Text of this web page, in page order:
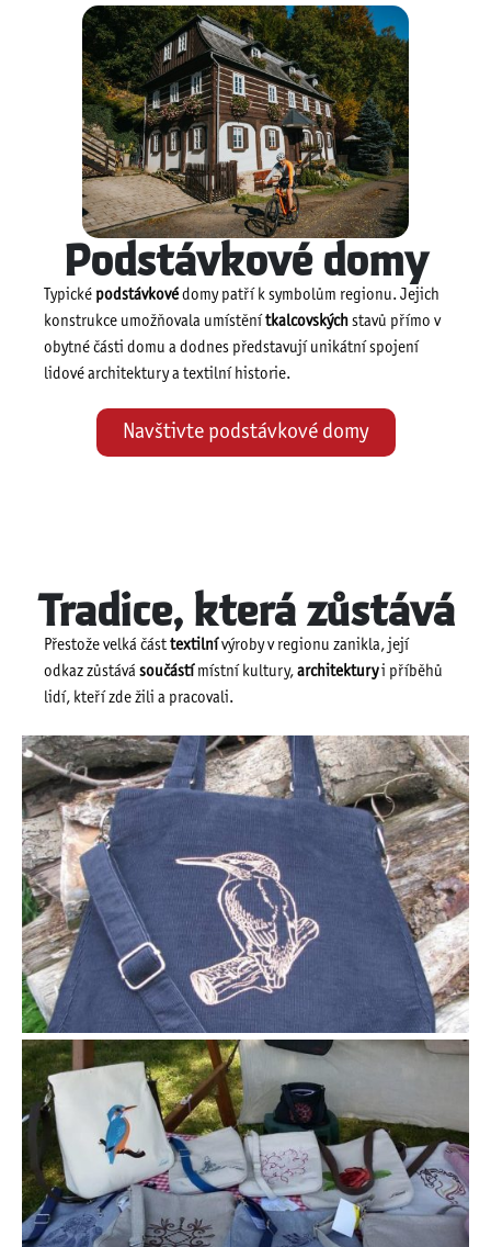
Podstávkové domy
Typické podstávkové domy patří k symbolům regionu. Jejich
konstrukce umožňovala umístění tkalcovských stavů přímo v
obytné části domu a dodnes představují unikátní spojení
lidové architektury a textilní historie.
Navštivte podstávkové domy
Tradice, která zůstává
Přestože velká část textilní výroby v regionu zanikla, její
odkaz zůstává součástí místní kultury, architekturyi příběhů
lidí, kteří zde žili a pracovali.